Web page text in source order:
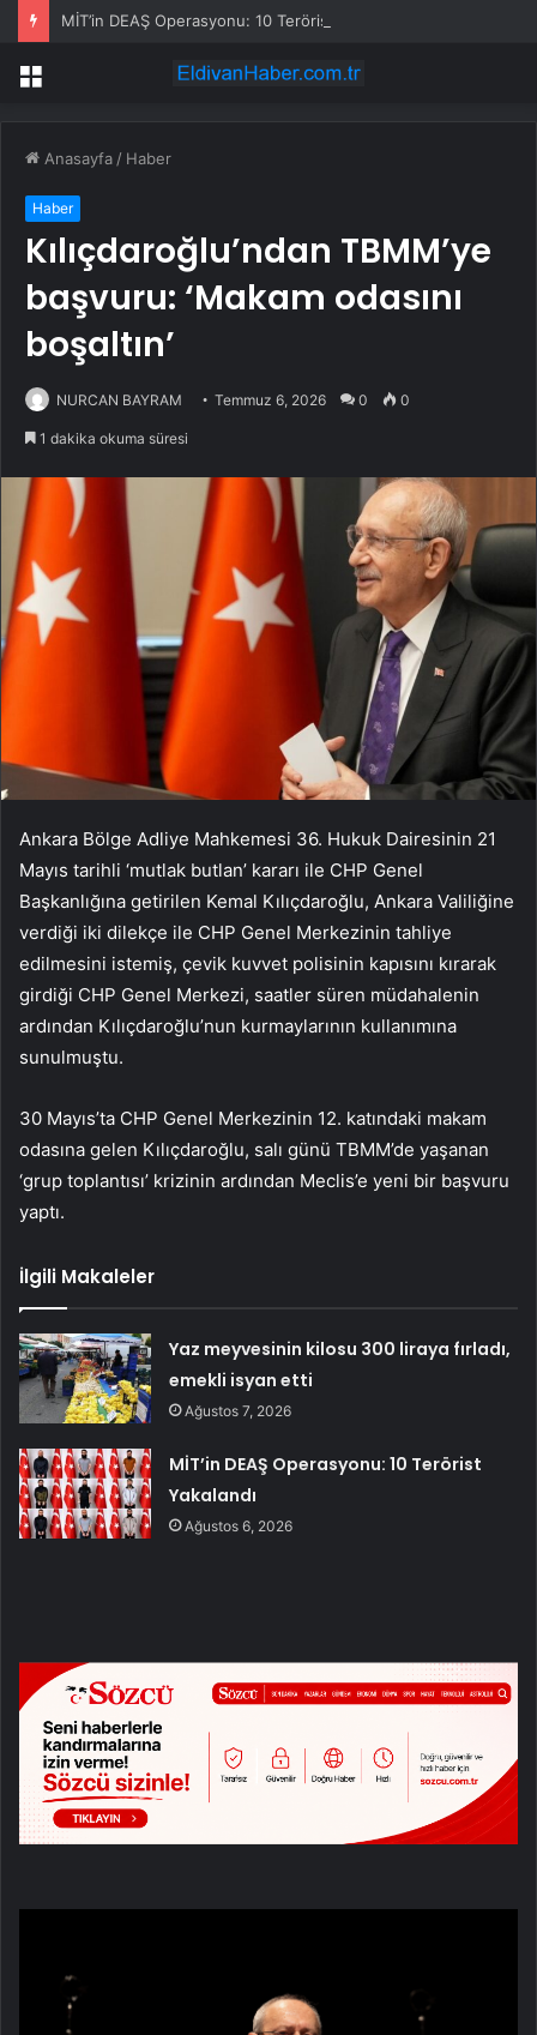
MİT’in DEAŞ Operasyonu: 10 Terörist Yakalandı
Menü
Anasayfa / Haber
Haber
Kılıçdaroğlu’ndan TBMM’ye
başvuru: ‘Makam odasını
boşaltın’
NURCAN BAYRAM Temmuz 6, 2026 0 0
1 dakika okuma süresi
Ankara Bölge Adliye Mahkemesi 36. Hukuk Dairesinin 21
Mayıs tarihli ‘mutlak butlan’ kararı ile CHP Genel
Başkanlığına getirilen Kemal Kılıçdaroğlu, Ankara Valiliğine
verdiği iki dilekçe ile CHP Genel Merkezinin tahliye
edilmesini istemiş, çevik kuvvet polisinin kapısını kırarak
girdiği CHP Genel Merkezi, saatler süren müdahalenin
ardından Kılıçdaroğlu’nun kurmaylarının kullanımına
sunulmuştu.
30 Mayıs’ta CHP Genel Merkezinin 12. katındaki makam
odasına gelen Kılıçdaroğlu, salı günü TBMM’de yaşanan
‘grup toplantısı’ krizinin ardından Meclis’e yeni bir başvuru
yaptı.
İlgili Makaleler
Yaz meyvesinin kilosu 300 liraya fırladı,
emekli isyan etti
Ağustos 7, 2026
MİT’in DEAŞ Operasyonu: 10 Terörist
Yakalandı
Ağustos 6, 2026